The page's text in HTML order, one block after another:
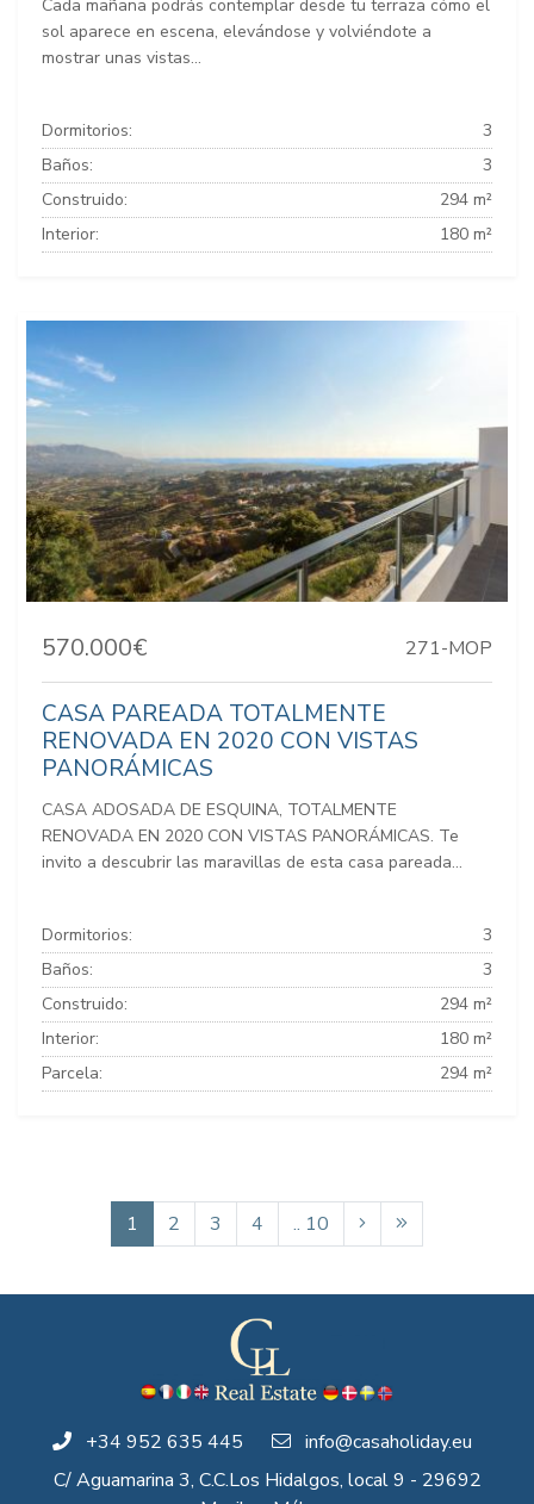
Cada mañana podrás contemplar desde tu terraza cómo el
sol aparece en escena, elevándose y volviéndote a
mostrar unas vistas...
Dormitorios:
3
Baños:
3
Construido:
294 m²
Interior:
180 m²
570.000€ 271-MOP
CASA PAREADA TOTALMENTE
RENOVADA EN 2020 CON VISTAS
PANORÁMICAS
CASA ADOSADA DE ESQUINA, TOTALMENTE
RENOVADA EN 2020 CON VISTAS PANORÁMICAS. Te
invito a descubrir las maravillas de esta casa pareada...
Dormitorios:
3
Baños:
3
Construido:
294 m²
Interior:
180 m²
Parcela:
294 m²
1 2 3 4 .. 10
+34 952 635 445
info@casaholiday.eu
C/ Aguamarina 3, C.C.Los Hidalgos, local 9 - 29692